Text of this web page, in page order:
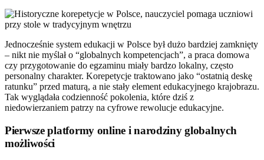
Jednocześnie system edukacji w Polsce był dużo bardziej zamknięty
– nikt nie myślał o “globalnych kompetencjach”, a praca domowa
czy przygotowanie do egzaminu miały bardzo lokalny, często
personalny charakter. Korepetycje traktowano jako “ostatnią deskę
ratunku” przed maturą, a nie stały element edukacyjnego krajobrazu.
Tak wyglądała codzienność pokolenia, które dziś z
niedowierzaniem patrzy na cyfrowe rewolucje edukacyjne.
Pierwsze platformy online i narodziny globalnych
możliwości